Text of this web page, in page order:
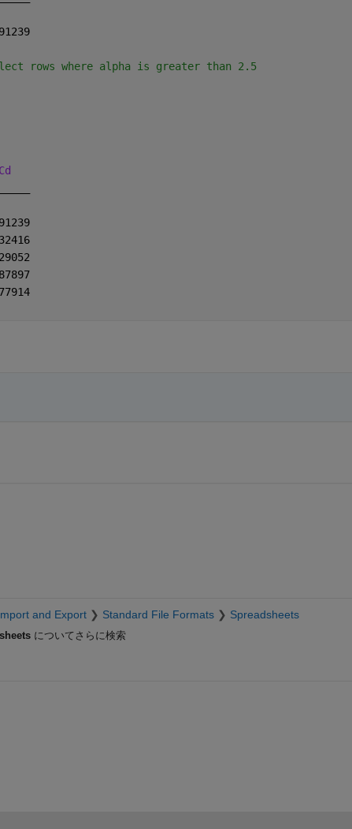
rows where alpha is greater than 2.5
Cd
and Export Standard File Formats Spreadsheets
についてさらに検索